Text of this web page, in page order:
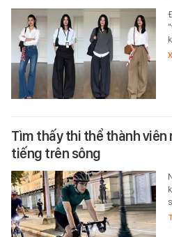
Tìm thấy thi thể thành viên
tiếng trên sông